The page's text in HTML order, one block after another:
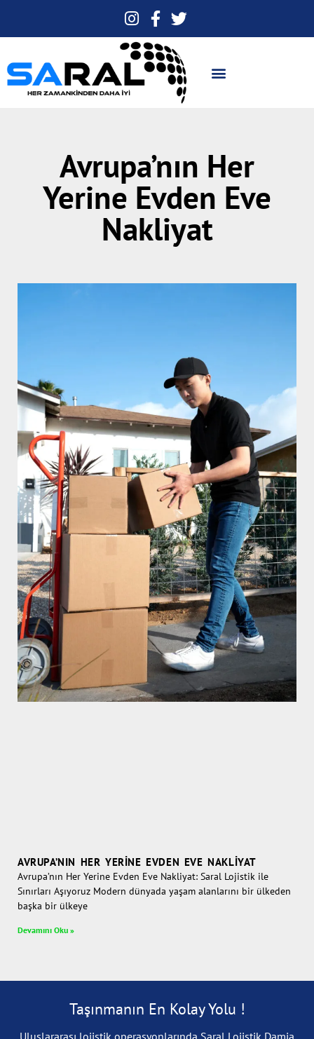
Avrupa’nın Her
Yerine Evden Eve
Nakliyat
AVRUPA’NIN HER YERINE EVDEN EVE NAKLIYAT
Avrupa’nın Her Yerine Evden Eve Nakliyat: Saral Lojistik ile
Sınırları Aşıyoruz Modern dünyada yaşam alanlarını bir ülkeden
başka bir ülkeye
Devamını Oku »
Taşınmanın En Kolay Yolu !
Uluslararası lojistik operasyonlarında Saral Lojistik Damia